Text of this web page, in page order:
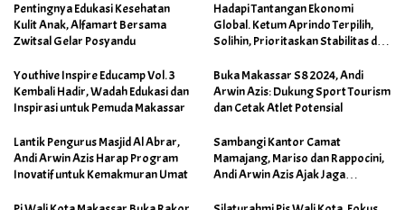
Pentingnya Edukasi Kesehatan
Kulit Anak, Alfamart Bersama
Zwitsal Gelar Posyandu
Hadapi Tantangan Ekonomi
Global. Ketum Aprindo Terpilih,
Solihin, Prioritaskan Stabilitas dan
Youthive Inspire Educamp Vol. 3
Kembali Hadir, Wadah Edukasi dan
Inspirasi untuk Pemuda Makassar
Buka Makassar S8 2024, Andi
Arwin Azis: Dukung Sport Tourism
dan Cetak Atlet Potensial
Lantik Pengurus Masjid Al Abrar,
Andi Arwin Azis Harap Program
Inovatif untuk Kemakmuran Umat
Sambangi Kantor Camat
Mamajang, Mariso dan Rappocini,
Andi Arwin Azis Ajak Jaga